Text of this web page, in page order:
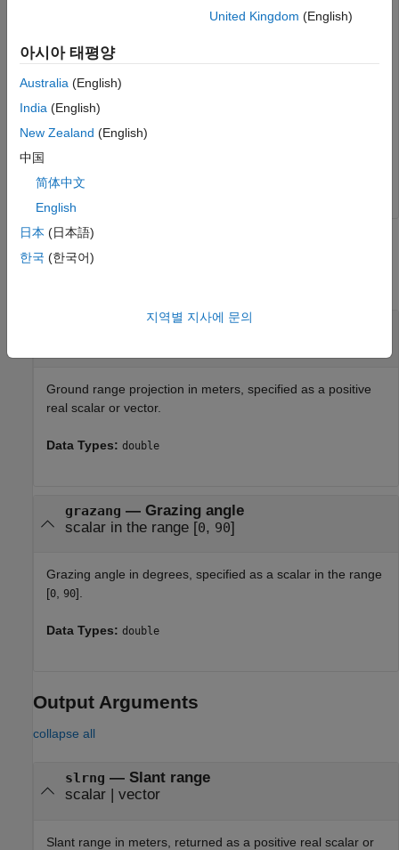
Compute the slant range.
Input Arguments
Ground range projection
Ground range projection in meters, specified as a positive
real scalar or vector.
Data Types: double
grazang — Grazing angle
scalar in the range [0, 90]
Grazing angle in degrees, specified as a scalar in the range
[0 90].
Data Types: double
Output Arguments
collapse all
slrng — Slant range
scalar | vector
Slant range in meters, returned as a positive real scalar or
United Kingdom (English)
아시아 태평양
Australia (English)
India (English)
New Zealand (English)
中国
简体中文
English
日本 (日本語)
한국 (한국어)
지역별 지사에 문의